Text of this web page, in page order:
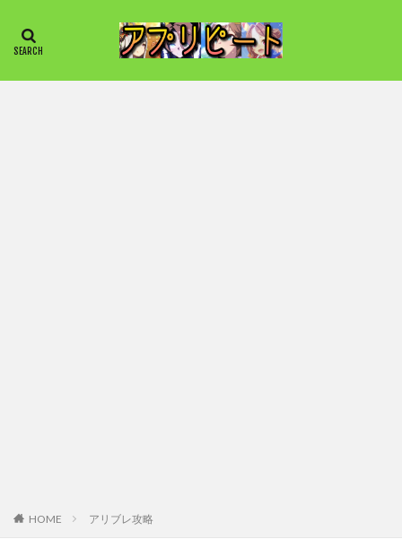
HOME アリブレ攻略